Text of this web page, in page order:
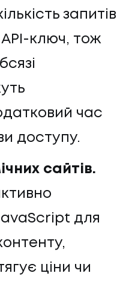
запитів
ключ, тож
час
доступу.
сайтів.
для
ціни чи